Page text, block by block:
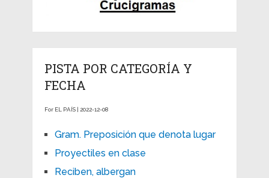
PISTA POR CATEGORÍA Y
FECHA
For EL PAÍS | 2022-12-08
Gram. Preposición que denota lugar
Proyectiles en clase
Reciben, albergan